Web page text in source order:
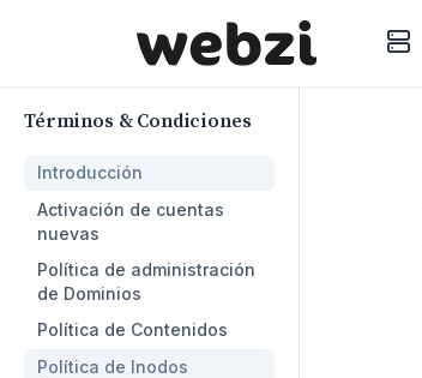
Términos & Condiciones
Introducción
Activación de cuentas
nuevas
Política de administración
de Dominios
Política de Contenidos
Política de Inodos